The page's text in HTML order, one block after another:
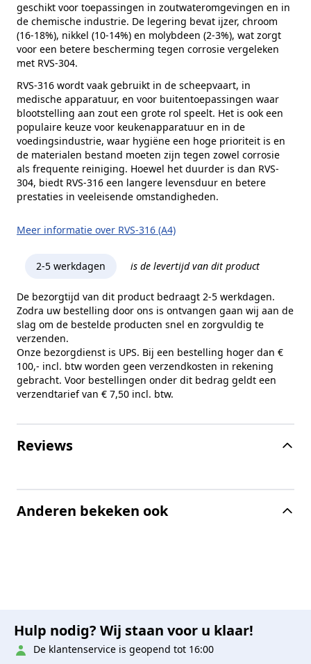
geschikt voor toepassingen in zoutwateromgevingen en in
de chemische industrie. De legering bevat ijzer, chroom
(16-18%), nikkel (10-14%) en molybdeen (2-3%), wat zorgt
voor een betere bescherming tegen corrosie vergeleken
met RVS-304.
RVS-316 wordt vaak gebruikt in de scheepvaart, in
medische apparatuur, en voor buitentoepassingen waar
blootstelling aan zout een grote rol speelt. Het is ook een
populaire keuze voor keukenapparatuur en in de
voedingsindustrie, waar hygiëne een hoge prioriteit is en
de materialen bestand moeten zijn tegen zowel corrosie
als frequente reiniging. Hoewel het duurder is dan RVS-
304, biedt RVS-316 een langere levensduur en betere
prestaties in veeleisende omstandigheden.
Meer informatie over RVS-316 (A4)
2-5 werkdagen is de levertijd van dit product
De bezorgtijd van dit product bedraagt 2-5 werkdagen.
Zodra uw bestelling door ons is ontvangen gaan wij aan de
slag om de bestelde producten snel en zorgvuldig te
verzenden.
Onze bezorgdienst is UPS. Bij een bestelling hoger dan €
100,- incl. btw worden geen verzendkosten in rekening
gebracht. Voor bestellingen onder dit bedrag geldt een
verzendtarief van € 7,50 incl. btw.
Reviews
Anderen bekeken ook
Hulp nodig? Wij staan voor u klaar!
De klantenservice is geopend tot 16:00